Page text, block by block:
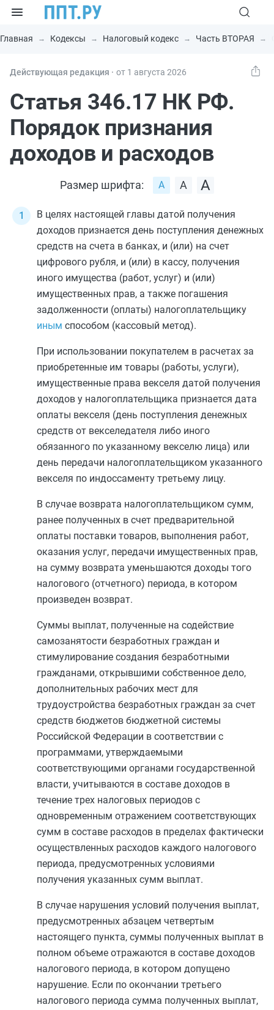
Главная Кодексы Налоговый кодекс Часть ВТОРАЯ
Действующая редакция ⸱ от 1 августа 2026
Статья 346.17 НК РФ.
Порядок признания
доходов и расходов
Размер шрифта:
В целях настоящей главы датой получения
доходов признается день поступления денежных
средств на счета в банках, и (или) на счет
цифрового рубля, и (или) в кассу, получения
иного имущества (работ, услуг) и (или)
имущественных прав, а также погашения
задолженности (оплаты) налогоплательщику
иным способом (кассовый метод).
При использовании покупателем в расчетах за
приобретенные им товары (работы, услуги),
имущественные права векселя датой получения
доходов у налогоплательщика признается дата
оплаты векселя (день поступления денежных
средств от векселедателя либо иного
обязанного по указанному векселю лица) или
день передачи налогоплательщиком указанного
векселя по индоссаменту третьему лицу.
В случае возврата налогоплательщиком сумм,
ранее полученных в счет предварительной
оплаты поставки товаров, выполнения работ,
оказания услуг, передачи имущественных прав,
на сумму возврата уменьшаются доходы того
налогового (отчетного) периода, в котором
произведен возврат.
Суммы выплат, полученные на содействие
самозанятости безработных граждан и
стимулирование создания безработными
гражданами, открывшими собственное дело,
дополнительных рабочих мест для
трудоустройства безработных граждан за счет
средств бюджетов бюджетной системы
Российской Федерации в соответствии с
программами, утверждаемыми
соответствующими органами государственной
власти, учитываются в составе доходов в
течение трех налоговых периодов с
одновременным отражением соответствующих
сумм в составе расходов в пределах фактически
осуществленных расходов каждого налогового
периода, предусмотренных условиями
получения указанных сумм выплат.
В случае нарушения условий получения выплат,
предусмотренных абзацем четвертым
настоящего пункта, суммы полученных выплат в
полном объеме отражаются в составе доходов
налогового периода, в котором допущено
нарушение. Если по окончании третьего
налогового периода сумма полученных выплат,